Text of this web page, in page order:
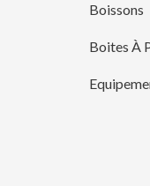
Boissons
Boites À